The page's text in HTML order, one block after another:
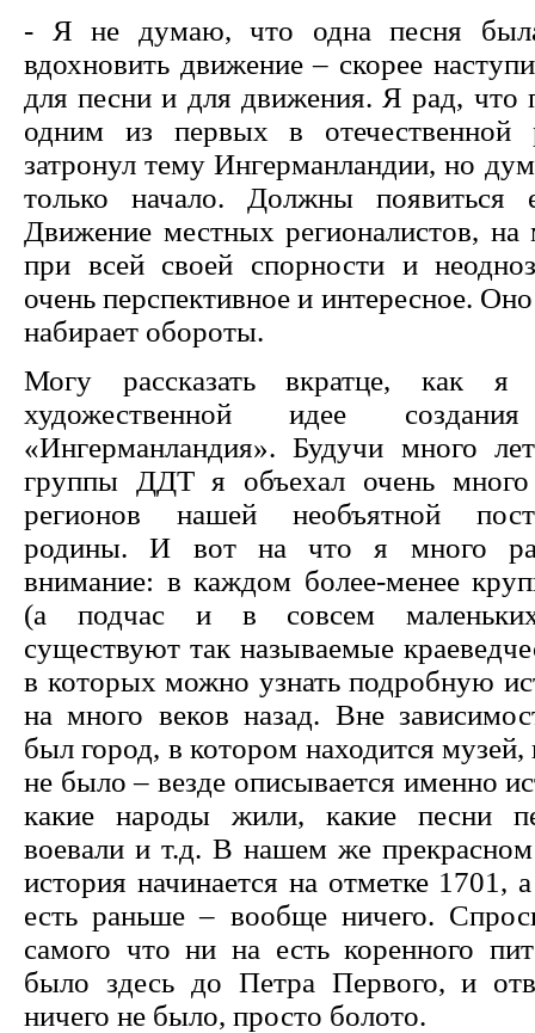
- Я не думаю, что одна песня
вдохновить движение – скорее
для песни и для движения. Я рад, что
одним из первых в отечественной
затронул тему Ингерманландии, но
только начало. Должны появиться
Движение местных регионалистов, на
при всей своей спорности и
очень перспективное и интересное.
набирает обороты.
Могу рассказать вкратце, как
художественной идее
«Ингерманландия». Будучи много
группы ДДТ я объехал очень
регионов нашей необъятной пост-
родины. И вот на что я много
внимание: в каждом более-менее
(а подчас и в совсем
существуют так называемые
в которых можно узнать подробную
на много веков назад. Вне
был город, в котором находится музей,
не было – везде описывается именно
какие народы жили, какие песни
воевали и т.д. В нашем же прекрасном
история начинается на отметке 1701,
есть раньше – вообще ничего.
самого что ни на есть коренного
было здесь до Петра Первого, и
ничего не было, просто болото.